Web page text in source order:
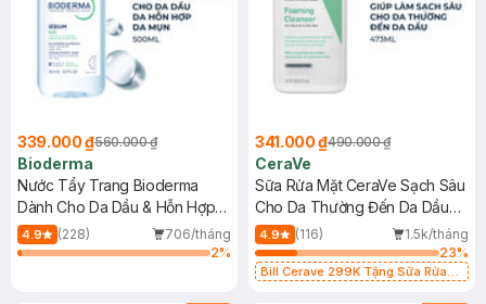
339.000 ₫560.000 ₫
Bioderma
Nước Tẩy Trang Bioderma
Dành Cho Da Dầu & Hỗn Hợp
500ml
4.9 (228)
706/tháng
2%
341.000 ₫490.000 ₫
CeraVe
Sữa Rửa Mặt CeraVe Sạch Sâu
Cho Da Thường Đến Da Dầu
473ml
4.9 (116)
1.5k/tháng
23%
Bill Cerave 299K Tặng Sữa Rửa